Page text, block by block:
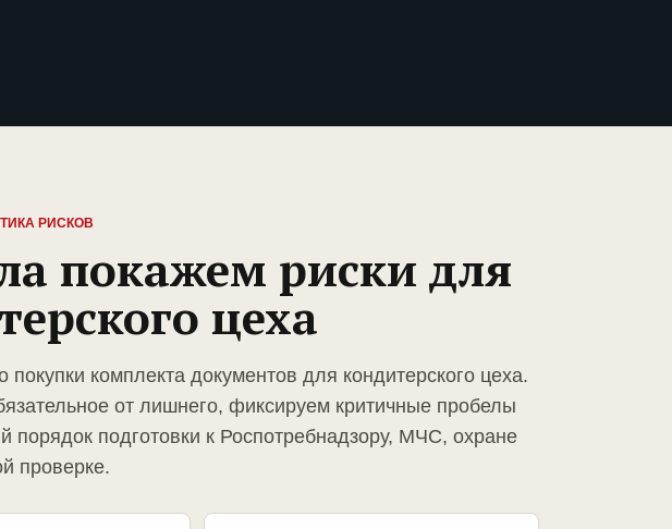
РИСКОВ
покажем риски для
цеха
покупки комплекта документов для кондитерского цеха.
от лишнего, фиксируем критичные пробелы
порядок подготовки к Роспотребнадзору, МЧС, охране
проверке.